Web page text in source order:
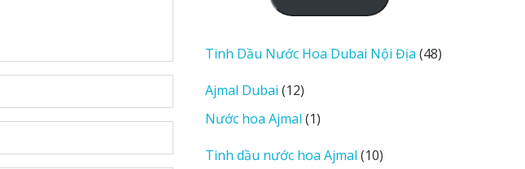
o
d
r
Tinh Dầu Nước Hoa Dubai Nội Địa 4848
Ajmal Dubai 1212
sản
phẩm
Nước hoa Ajmal 11
phẩm
Tinh dầu nước hoa Ajmal 1010